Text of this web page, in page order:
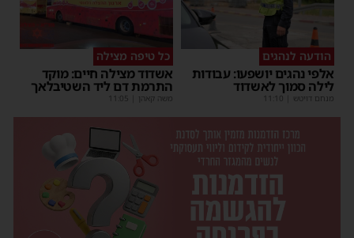
הודעה לנהגים
אלפי נהגים יושפעו: עבודות
לילה סמוך לאשדוד
מנחם דויטש |
11:10
כל טיפה מצילה
אשדוד מצילה חיים: מוקד
התרמת דם ליד השטיבלאך
משה קאהן |
11:05